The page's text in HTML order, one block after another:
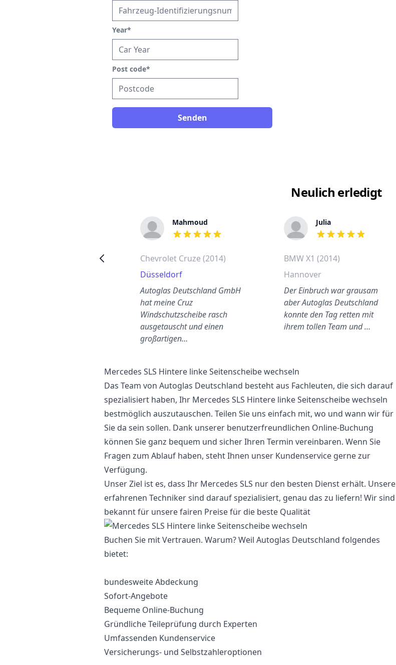
Year*
Post code*
Senden
Neulich erledigt
Mahmoud
out of 5 stars
Chevrolet Cruze (2014)
Düsseldorf
Autoglas Deutschland GmbH
hat meine Cruz
Windschutzscheibe rasch
ausgetauscht und einen
großartigen…
Julia
out of 5 stars
BMW X1 (2014)
Hannover
Der Einbruch war grausam
aber Autoglas Deutschland
konnte den Tag retten mit
ihrem tollen Team und …
Mercedes SLS Hintere linke Seitenscheibe wechseln
Das Team von Autoglas Deutschland besteht aus Fachleuten, die sich darauf
spezialisiert haben, Ihr Mercedes SLS Hintere linke Seitenscheibe wechseln
bestmöglich auszutauschen. Teilen Sie uns einfach mit, wo und wann wir für
Sie da sein sollen. Dank unserer benutzerfreundlichen Online-Buchung
können Sie ganz bequem und sicher Ihren Termin vereinbaren. Wenn Sie
Fragen zum Ablauf haben, steht Ihnen unser Kundenservice gerne zur
Verfügung.
Unser Ziel ist es, dass Ihr Mercedes SLS nur den besten Dienst erhält. Unsere
erfahrenen Techniker sind darauf spezialisiert, genau das zu liefern! Wir sind
bekannt für unsere fairen Preise für die beste Qualität
Buchen Sie mit Vertrauen. Warum? Weil Autoglas Deutschland folgendes
bietet:
bundesweite Abdeckung
Sofort-Angebote
Bequeme Online-Buchung
Gründliche Teileprüfung durch Experten
Umfassenden Kundenservice
Versicherungs- und Selbstzahleroptionen